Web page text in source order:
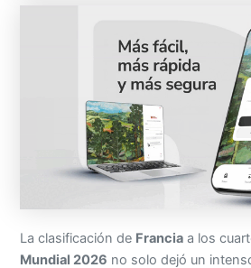
La clasificación de Francia a los
Mundial 2026 no solo dejó un